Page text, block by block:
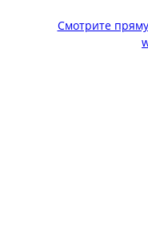
Смотрите